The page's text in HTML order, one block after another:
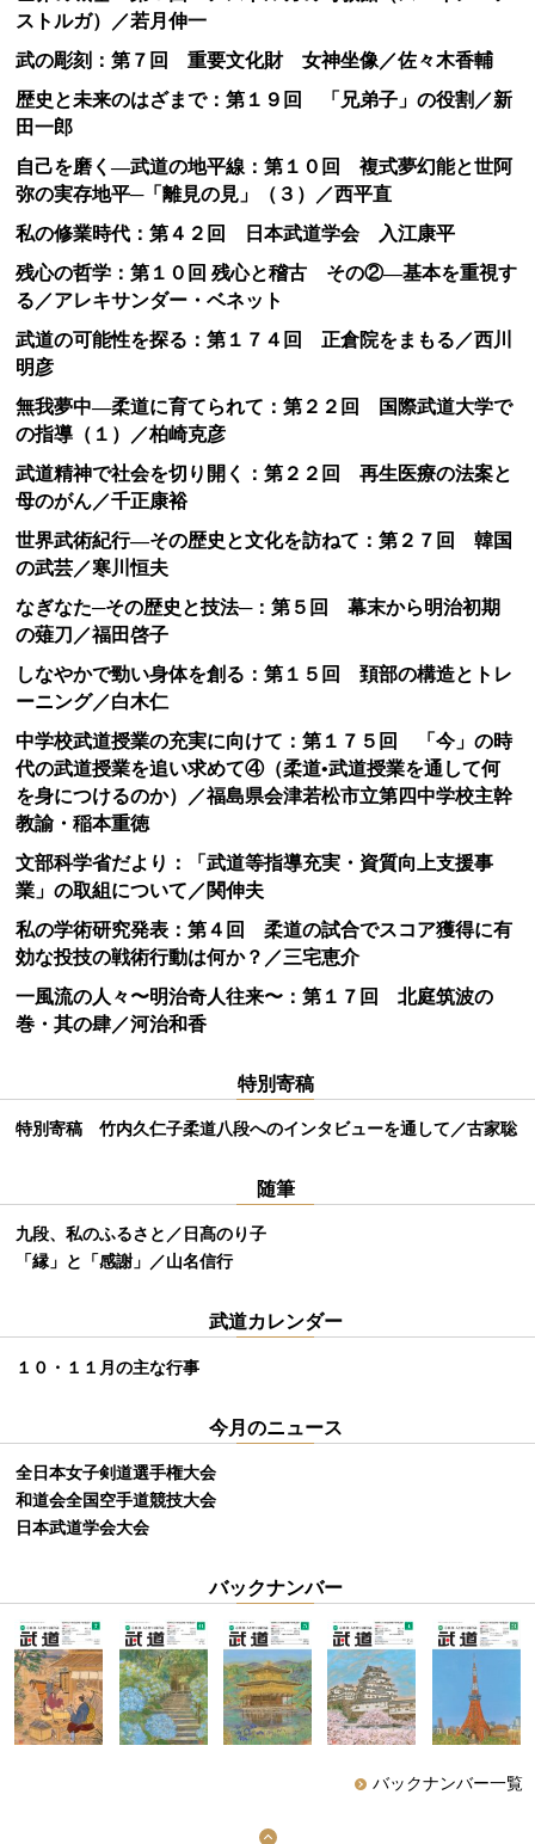
ストルガ）／若月伸一
武の彫刻：第７回 重要文化財 女神坐像／佐々木香輔
歴史と未来のはざまで：第１９回 「兄弟子」の役割／新
田一郎
自己を磨く―武道の地平線：第１０回 複式夢幻能と世阿
弥の実存地平─「離見の見」（３）／西平直
私の修業時代：第４２回 日本武道学会 入江康平
残心の哲学：第１０回 残心と稽古 その②―基本を重視す
る／アレキサンダー・ベネット
武道の可能性を探る：第１７４回 正倉院をまもる／西川
明彦
無我夢中―柔道に育てられて：第２２回 国際武道大学で
の指導（１）／柏崎克彦
武道精神で社会を切り開く：第２２回 再生医療の法案と
母のがん／千正康裕
世界武術紀行―その歴史と文化を訪ねて：第２７回 韓国
の武芸／寒川恒夫
なぎなた─その歴史と技法─：第５回 幕末から明治初期
の薙刀／福田啓子
しなやかで勁い身体を創る：第１５回 頚部の構造とトレ
ーニング／白木仁
中学校武道授業の充実に向けて：第１７５回 「今」の時
代の武道授業を追い求めて④（柔道•武道授業を通して何
を身につけるのか）／福島県会津若松市立第四中学校主幹
教諭・稲本重徳
文部科学省だより：「武道等指導充実・資質向上支援事
業」の取組について／関伸夫
私の学術研究発表：第４回 柔道の試合でスコア獲得に有
効な投技の戦術行動は何か？／三宅恵介
一風流の人々〜明治奇人往来〜：第１７回 北庭筑波の
巻・其の肆／河治和香
特別寄稿
特別寄稿 竹内久仁子柔道八段へのインタビューを通して／古家聡
随筆
九段、私のふるさと／日髙のり子
「縁」と「感謝」／山名信行
武道カレンダー
１０・１１月の主な行事
今月のニュース
全日本女子剣道選手権大会
和道会全国空手道競技大会
日本武道学会大会
バックナンバー
バックナンバー一覧